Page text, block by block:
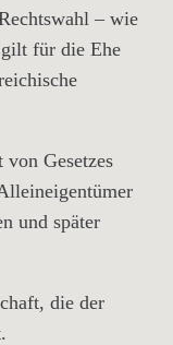
– wie
für die Ehe
Gesetzes
und später
die der